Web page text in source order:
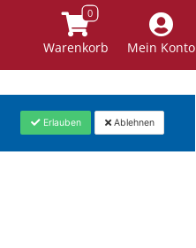
Warenkorb Mein Konto
Erlauben Ablehnen